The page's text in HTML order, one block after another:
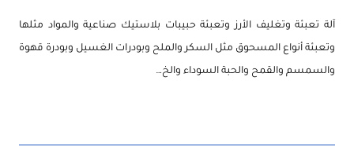
آلة تعبئة وتغليف الأرز وتعبئة حبيبات بلاستيك صناعية والمواد مثلها
وتعبئة أنواع المسحوق مثل السكر والملح وبودرات الغسيل وبودرة قهوة
والسمسم والقمح والحبة السوداء والخ…